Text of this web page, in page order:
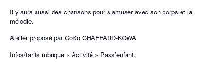
Il y aura aussi des chansons pour s’amuser avec son corps et la
mélodie.
Atelier proposé par CoKo CHAFFARD-KOWA
Infos/tarifs rubrique « Activité » Pass’enfant.